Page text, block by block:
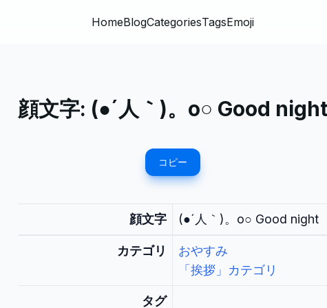
HomeBlogCategoriesTagsEmoji
顔文字: (●´人｀)。o○ Good night
コピー
顔文字 (●´人｀)。o○ Good night
カテゴリ
おやすみ
「挨拶」カテゴリ
タグ